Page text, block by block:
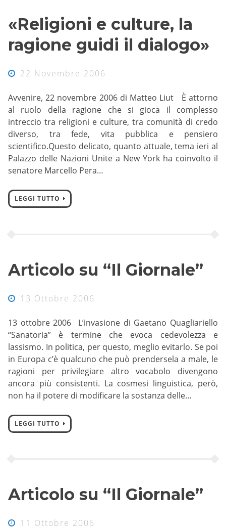
«Religioni e culture, la
ragione guidi il dialogo»
22 Novembre 2006
Avvenire, 22 novembre 2006 di Matteo Liut È attorno
al ruolo della ragione che si gioca il complesso
intreccio tra religioni e culture, tra comunità di credo
diverso, tra fede, vita pubblica e pensiero
scientifico.Questo delicato, quanto attuale, tema ieri al
Palazzo delle Nazioni Unite a New York ha coinvolto il
senatore Marcello Pera…
LEGGI TUTTO
Articolo su “Il Giornale”
13 Ottobre 2006
13 ottobre 2006 L’invasione di Gaetano Quagliariello
“Sanatoria” è termine che evoca cedevolezza e
lassismo. In politica, per questo, meglio evitarlo. Se poi
in Europa c’è qualcuno che può prendersela a male, le
ragioni per privilegiare altro vocabolo divengono
ancora più consistenti. La cosmesi linguistica, però,
non ha il potere di modificare la sostanza delle…
LEGGI TUTTO
Articolo su “Il Giornale”
11 Ottobre 2006